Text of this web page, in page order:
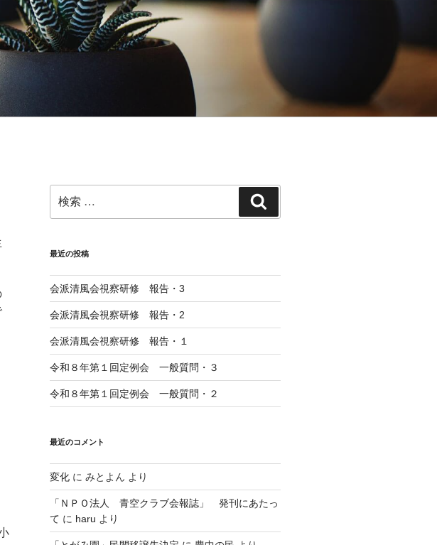
索:
索
最近の投稿
会派清風会視察研修 報告・3
会派清風会視察研修 報告・2
会派清風会視察研修 報告・１
令和８年第１回定例会 一般質問・３
令和８年第１回定例会 一般質問・２
最近のコメント
変化に みとよん より
「ＮＰＯ法人 青空クラブ会報誌」 発刊にあたっ
て に haru より